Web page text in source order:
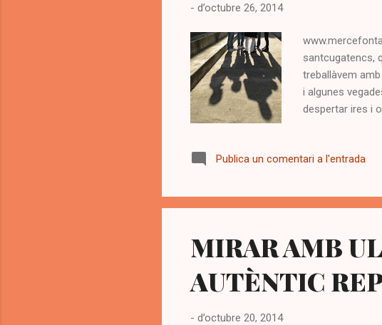
- d’octubre 26, 2014
santcugatencs,
treballàvem
i algunes
despertar ires i
intervenció no
afortunats,
va abraçar,i em
Publica un comentari a l'entrada
MIRAR AMB
AUTÈNTIC
- d’octubre 20, 2014